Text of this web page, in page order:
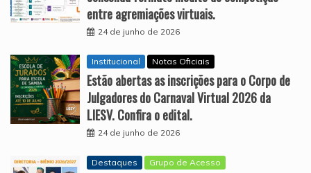
entre agremiações virtuais.
24 de junho de 2026
Institucional Notas Oficiais
Estão abertas as inscrições para o Corpo de
Julgadores do Carnaval Virtual 2026 da
LIESV. Confira o edital.
24 de junho de 2026
Destaques Grupo de Acesso